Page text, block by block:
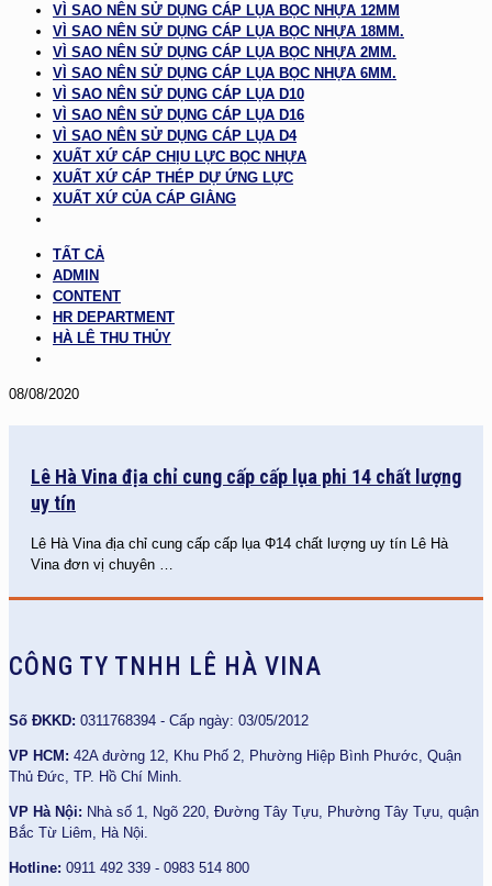
VÌ SAO NÊN SỬ DỤNG CÁP LỤA BỌC NHỰA 12MM
VÌ SAO NÊN SỬ DỤNG CÁP LỤA BỌC NHỰA 18MM.
VÌ SAO NÊN SỬ DỤNG CÁP LỤA BỌC NHỰA 2MM.
VÌ SAO NÊN SỬ DỤNG CÁP LỤA BỌC NHỰA 6MM.
VÌ SAO NÊN SỬ DỤNG CÁP LỤA D10
VÌ SAO NÊN SỬ DỤNG CÁP LỤA D16
VÌ SAO NÊN SỬ DỤNG CÁP LỤA D4
XUẤT XỨ CÁP CHỊU LỰC BỌC NHỰA
XUẤT XỨ CÁP THÉP DỰ ỨNG LỰC
XUẤT XỨ CỦA CÁP GIẰNG
TẤT CẢ
ADMIN
CONTENT
HR DEPARTMENT
HÀ LÊ THU THỦY
08/08/2020
Lê Hà Vina địa chỉ cung cấp cấp lụa phi 14 chất lượng
uy tín
Lê Hà Vina địa chỉ cung cấp cấp lụa Φ14 chất lượng uy tín Lê Hà
Vina đơn vị chuyên …
CÔNG TY TNHH LÊ HÀ VINA
Số ĐKKD: 0311768394 - Cấp ngày: 03/05/2012
VP HCM: 42A đường 12, Khu Phố 2, Phường Hiệp Bình Phước, Quận
Thủ Đức, TP. Hồ Chí Minh.
VP Hà Nội: Nhà số 1, Ngõ 220, Đường Tây Tựu, Phường Tây Tựu, quận
Bắc Từ Liêm, Hà Nội.
Hotline: 0911 492 339 - 0983 514 800